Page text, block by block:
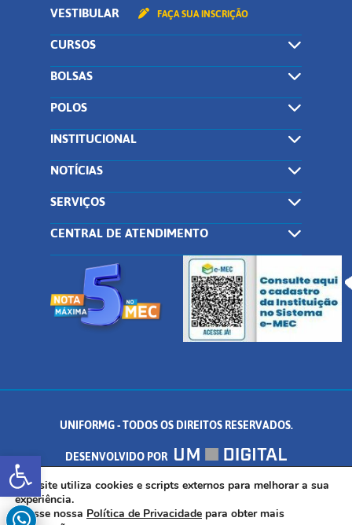
Abrir a barra de ferramentas
VESTIBULAR FAÇA SUA INSCRIÇÃO
CURSOS
BOLSAS
POLOS
INSTITUCIONAL
NOTÍCIAS
SERVIÇOS
CENTRAL DE ATENDIMENTO
UNIFORMG - TODOS OS DIREITOS RESERVADOS.
DESENVOLVIDO POR
AV. DR. ARNALDO DE SENNA, 328 - PALMEIRAS, FORMIGA/MG - CEP:
35.574.530
Este site utiliza cookies e scripts externos para melhorar a sua
experiência.
Acesse nossa Política de Privacidade para obter mais